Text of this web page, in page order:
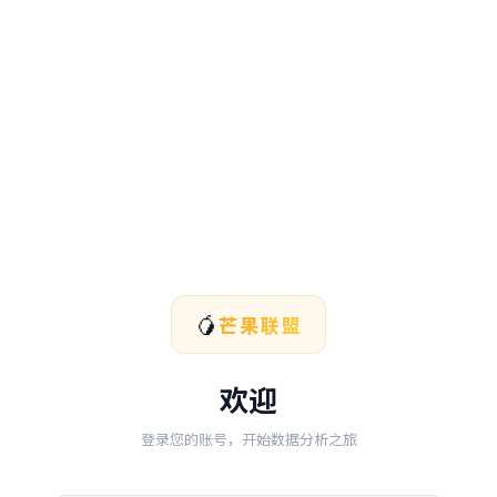
🥭芒果联盟
欢迎
登录您的账号，开始数据分析之旅